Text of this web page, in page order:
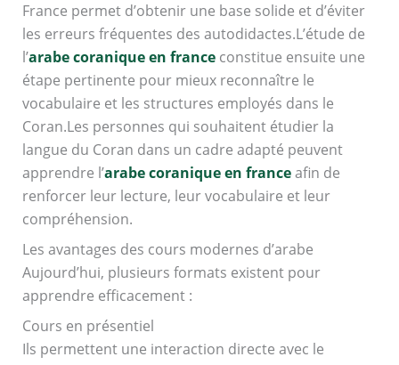
France permet d’obtenir une base solide et d’éviter
les erreurs fréquentes des autodidactes.L’étude de
l’arabe coranique en france constitue ensuite une
étape pertinente pour mieux reconnaître le
vocabulaire et les structures employés dans le
Coran.Les personnes qui souhaitent étudier la
langue du Coran dans un cadre adapté peuvent
apprendre l’arabe coranique en franceafin de
renforcer leur lecture, leur vocabulaire et leur
compréhension.
Les avantages des cours modernes d’arabe
Aujourd’hui, plusieurs formats existent pour
apprendre efficacement :
Cours en présentiel
Ils permettent une interaction directe avec le